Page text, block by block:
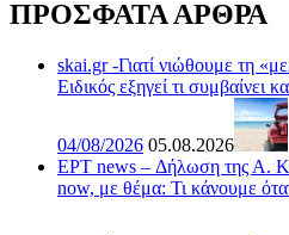
ΠΡΟΣΦΑΤΑ ΑΡΘΡΑ
skai.gr -Γιατί νιώθουμε τη
Ειδικός εξηγεί τι συμβαίνει
04/08/2026 05.08.2026
ΕΡΤ news – Δήλωση της Α.
now, με θέμα: Τι κάνουμε